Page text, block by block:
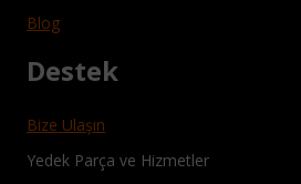
Blog
Destek
Bize Ulaşın
Yedek Parça ve Hizmetler